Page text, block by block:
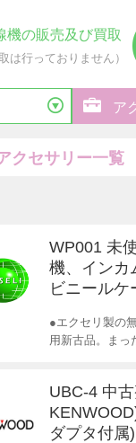
機の販売及び買取
は行っておりません）
ア
クセサリー一覧
WP001 未
機、インカ
ビニールケ
●エクセリ製の
用新古品。まっ
UBC-4 中
ダプタ付属)